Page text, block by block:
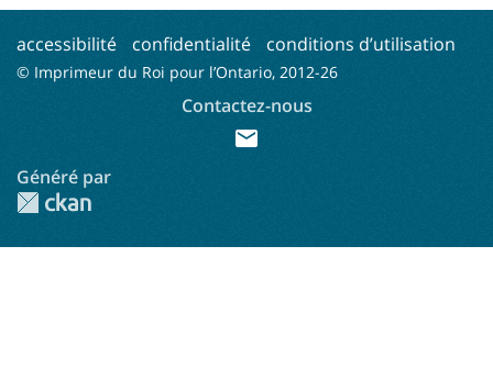
accessibilité confidentialité conditions d’utilisation
© Imprimeur du Roi pour l’Ontario, 2012-26
Contactez-nous
mail
Généré par